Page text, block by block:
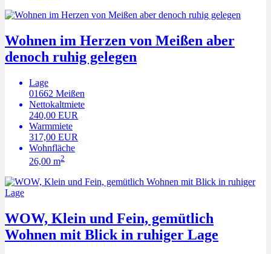
Wohnen im Herzen von Meißen aber
denoch ruhig gelegen
Lage
01662 Meißen
Nettokaltmiete
240,00 EUR
Warmmiete
317,00 EUR
Wohnfläche
26,00 m2
WOW, Klein und Fein, gemütlich
Wohnen mit Blick in ruhiger Lage